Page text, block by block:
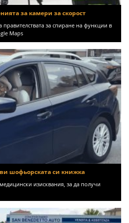
за камери за скорост
за спиране на функции в
Maps
шофьорската си книжка
изисквания, за да получи